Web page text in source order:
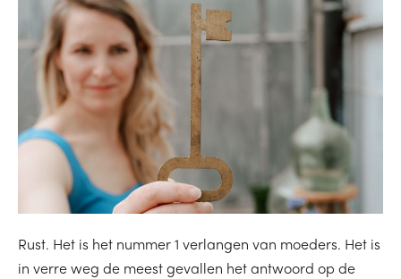
Rust. Het is het nummer 1 verlangen van moeders. Het is
in verre weg de meest gevallen het antwoord op de